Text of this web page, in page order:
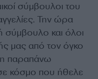
σύμβουλοι του
Την ώρα
σύμβουλο και όλοι
μας από τον όγκο
παραπάνω
κόσμο που ήθελε